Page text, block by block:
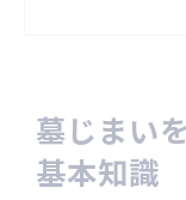
安心代行サ
墓じま
墓じまい
基本知識